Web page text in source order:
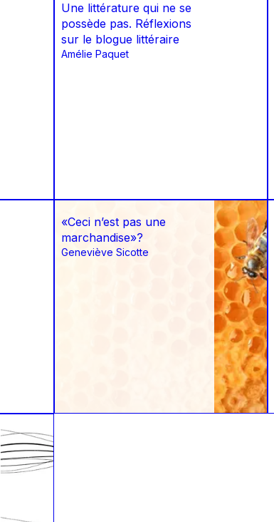
Une littérature qui ne se
possède pas. Réflexions
sur le blogue littéraire
Amélie Paquet
«Ceci n’est pas une
marchandise»?
Geneviève Sicotte